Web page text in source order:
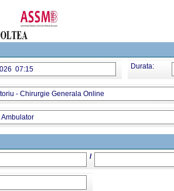
07:15 Durata:
- Chirurgie Generala Online
/